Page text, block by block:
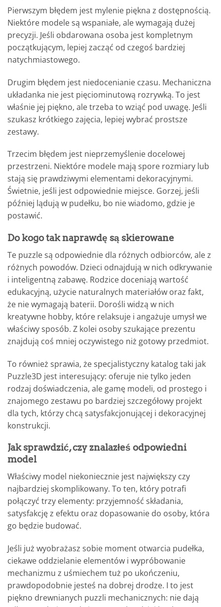
Pierwszym błędem jest mylenie piękna z dostępnością.
Niektóre modele są wspaniałe, ale wymagają dużej
precyzji. Jeśli obdarowana osoba jest kompletnym
początkującym, lepiej zacząć od czegoś bardziej
natychmiastowego.
Drugim błędem jest niedocenianie czasu. Mechaniczna
układanka nie jest pięciominutową rozrywką. To jest
właśnie jej piękno, ale trzeba to wziąć pod uwagę. Jeśli
szukasz krótkiego zajęcia, lepiej wybrać prostsze
zestawy.
Trzecim błędem jest nieprzemyślenie docelowej
przestrzeni. Niektóre modele mają spore rozmiary lub
stają się prawdziwymi elementami dekoracyjnymi.
Świetnie, jeśli jest odpowiednie miejsce. Gorzej, jeśli
później lądują w pudełku, bo nie wiadomo, gdzie je
postawić.
Do kogo tak naprawdę są skierowane
Te puzzle są odpowiednie dla różnych odbiorców, ale z
różnych powodów. Dzieci odnajdują w nich odkrywanie
i inteligentną zabawę. Rodzice doceniają wartość
edukacyjną, użycie naturalnych materiałów oraz fakt,
że nie wymagają baterii. Dorośli widzą w nich
kreatywne hobby, które relaksuje i angażuje umysł we
właściwy sposób. Z kolei osoby szukające prezentu
znajdują coś mniej oczywistego niż gotowy przedmiot.
To również sprawia, że specjalistyczny katalog taki jak
Puzzle3D jest interesujący: oferuje nie tylko jeden
rodzaj doświadczenia, ale gamę modeli, od prostego i
znajomego zestawu po bardziej szczegółowy projekt
dla tych, którzy chcą satysfakcjonującej i dekoracyjnej
konstrukcji.
Jak sprawdzić, czy znalazłeś odpowiedni
model
Właściwy model niekoniecznie jest największy czy
najbardziej skomplikowany. To ten, który potrafi
połączyć trzy elementy: przyjemność składania,
satysfakcję z efektu oraz dopasowanie do osoby, która
go będzie budować.
Jeśli już wyobrażasz sobie moment otwarcia pudełka,
ciekawe oddzielanie elementów i wypróbowanie
mechanizmu z uśmiechem tuż po ukończeniu,
prawdopodobnie jesteś na dobrej drodze. I to jest
piękno drewnianych puzzli mechanicznych: nie dają